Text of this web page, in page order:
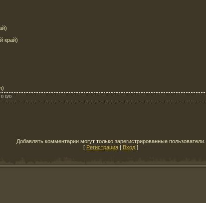
край)
0.0/0
Добавлять комментарии могут только зарегистрированные пользователи.
[ Регистрация | Вход ]